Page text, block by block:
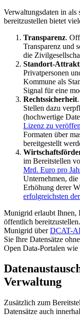
Verwaltungsdaten in als
bereitzustellen bietet
Transparenz.
Transparenz und
die
Standort-
Privatpersonen
Kommune als
Signal für eine
Rechtssicherheit
Stellen dazu
(hochwertige
Lizenz zu
Formaten über
bereitgestellt
im Bereitstellen
Mrd. Euro pro
Unternehmen,
Erhöhung derer
erfolgreichsten
Munigrid erlaubt Ihnen,
öffentlich
Munigrid überDCAT-
Sie Ihre Datensätze
Open Data-Portalen wie
Verwaltung
Zusätzlich zum
Datensätze auch